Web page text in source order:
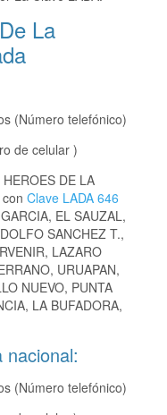
La
(Número telefónico)
de celular )
DE LA
Clave LADA 646
EL SAUZAL,
SANCHEZ T.,
LAZARO
URUAPAN,
NUEVO, PUNTA
LA BUFADORA,
nacional:
(Número telefónico)